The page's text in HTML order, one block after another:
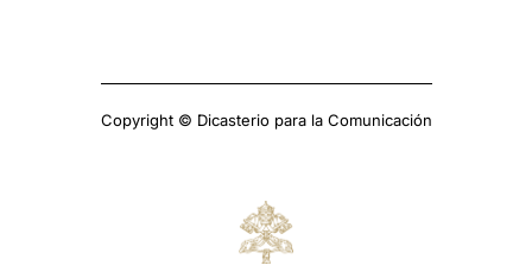
Copyright © Dicasterio para la Comunicación